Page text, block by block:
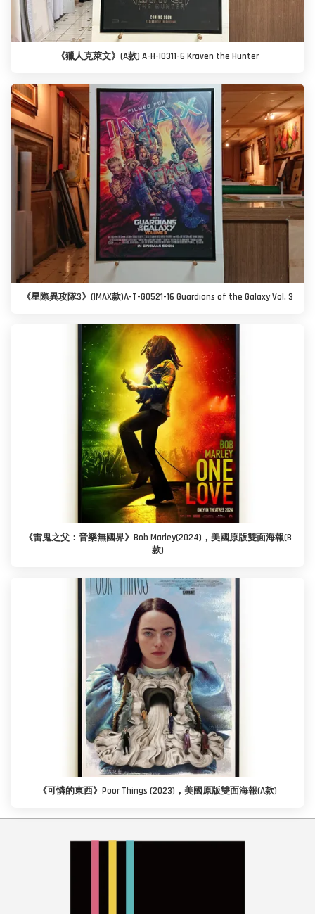
《獵人克萊文》(A款) A-H-I0311-6 Kraven the Hunter
《星際異攻隊3》(IMAX款)A-T-G0521-16 Guardians of the Galaxy Vol. 3
《雷鬼之父：音樂無國界》Bob Marley(2024)，美國原版雙面海報(B
款)
《可憐的東西》Poor Things (2023)，美國原版雙面海報(A款)